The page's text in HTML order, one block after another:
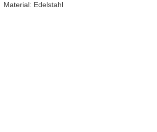
Material: Edelstahl